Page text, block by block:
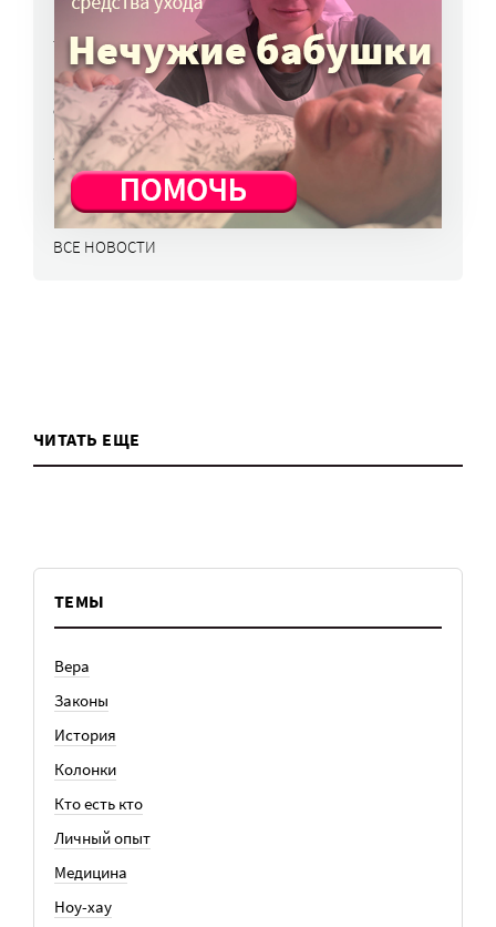
в перечень жизненно важных препаратов
7 авг, 15:15
НКО часто рискуют нарушить закон
о персональных данных. Как этого
избежать?
7 авг, 13:13
ВСЕ НОВОСТИ
ЧИТАТЬ ЕЩЕ
ТЕМЫ
Вера
Законы
История
Колонки
Кто есть кто
Личный опыт
Медицина
Ноу-хау